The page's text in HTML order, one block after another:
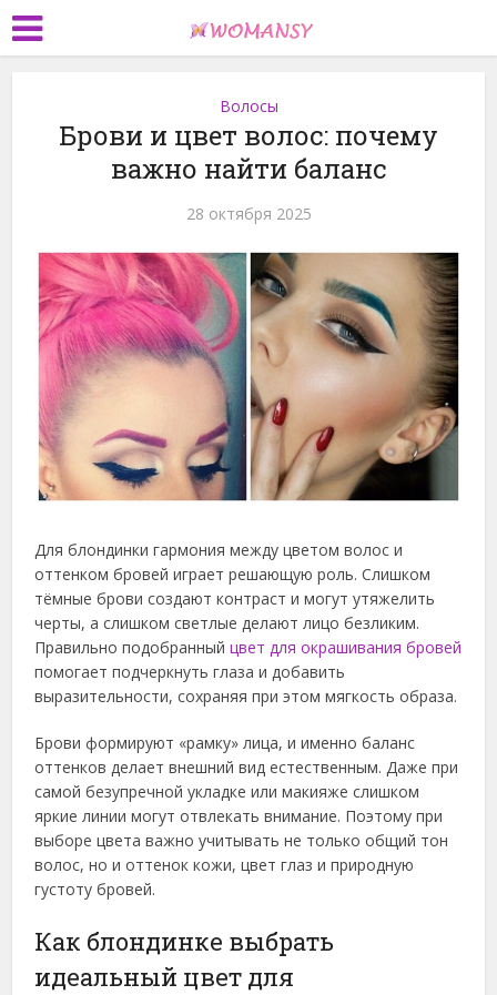
Волосы
Брови и цвет волос: почему
важно найти баланс
28 октября 2025
Для блондинки гармония между цветом волос и
оттенком бровей играет решающую роль. Слишком
тёмные брови создают контраст и могут утяжелить
черты, а слишком светлые делают лицо безликим.
Правильно подобранныйцвет для окрашивания бровей
помогает подчеркнуть глаза и добавить
выразительности, сохраняя при этом мягкость образа.
Брови формируют «рамку» лица, и именно баланс
оттенков делает внешний вид естественным. Даже при
самой безупречной укладке или макияже слишком
яркие линии могут отвлекать внимание. Поэтому при
выборе цвета важно учитывать не только общий тон
волос, но и оттенок кожи, цвет глаз и природную
густоту бровей.
Как блондинке выбрать
идеальный цвет для